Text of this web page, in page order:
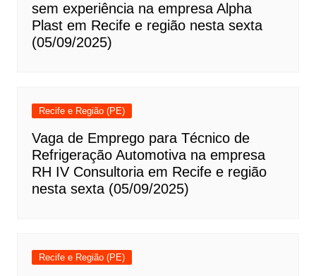
sem experiência na empresa Alpha
Plast em Recife e região nesta sexta
(05/09/2025)
Recife e Região (PE)
Vaga de Emprego para Técnico de
Refrigeração Automotiva na empresa
RH IV Consultoria em Recife e região
nesta sexta (05/09/2025)
Recife e Região (PE)